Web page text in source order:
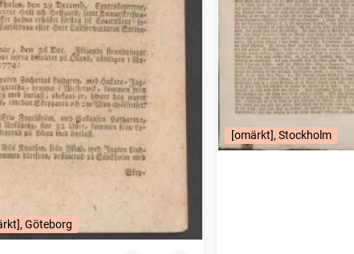
Göteborg
[omärkt], Stockholm